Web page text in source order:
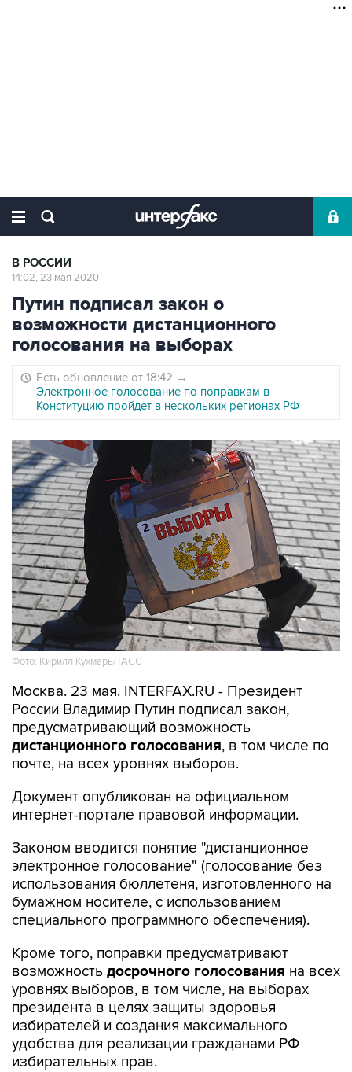
В РОССИИ
14:02, 23 мая 2020
Путин подписал закон о
возможности дистанционного
голосования на выборах
Есть обновление от 18:42 →
Электронное голосование по поправкам в
Конституцию пройдет в нескольких регионах РФ
Фото: Кирилл Кухмарь/ТАСС
Москва. 23 мая. INTERFAX.RU - Президент
России Владимир Путин подписал закон,
предусматривающий возможность
дистанционного голосования, в том числе по
почте, на всех уровнях выборов.
Документ опубликован на официальном
интернет-портале правовой информации.
Законом вводится понятие "дистанционное
электронное голосование" (голосование без
использования бюллетеня, изготовленного на
бумажном носителе, с использованием
специального программного обеспечения).
Кроме того, поправки предусматривают
возможность досрочного голосования на всех
уровнях выборов, в том числе, на выборах
президента в целях защиты здоровья
избирателей и создания максимального
удобства для реализации гражданами РФ
избирательных прав.